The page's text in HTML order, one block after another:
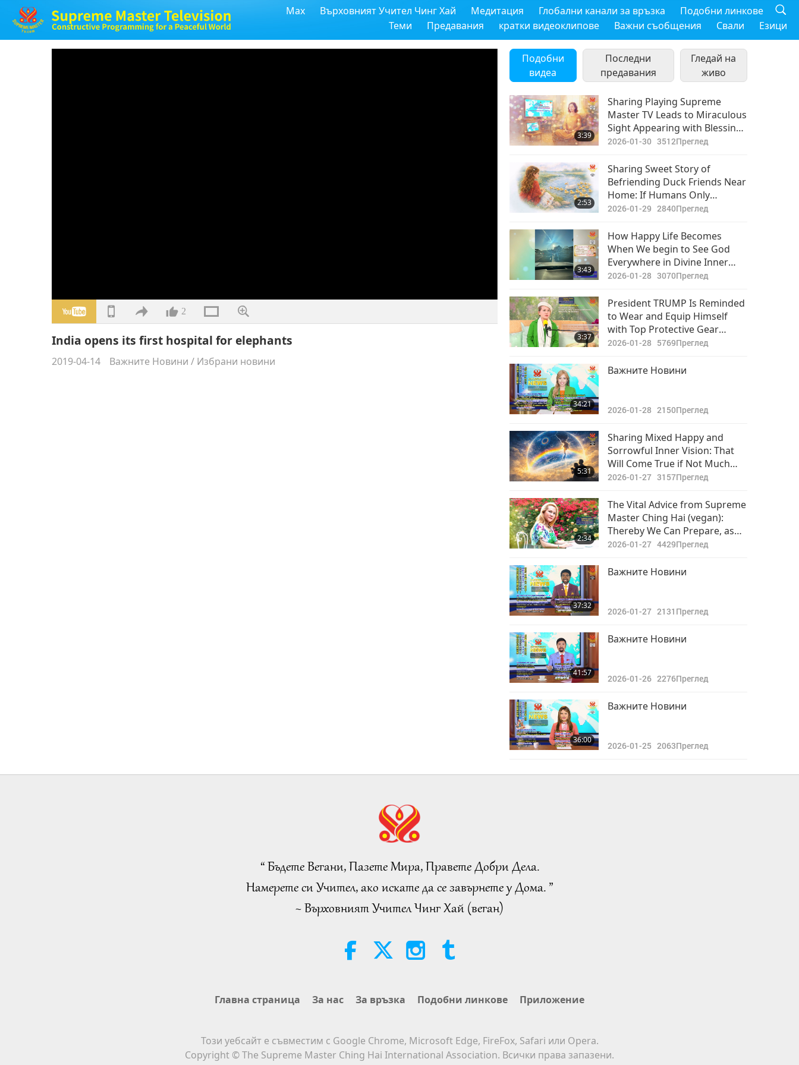
Max Върховният Учител Чинг Хай Медитация Глобални канали за връзка
Подобни линкове
Теми
Предавания кратки видеоклипове Важни съобщения Свали Езици
2
India opens its first hospital for elephants
2019-04-14 Важните Новини / Избрани новини
Подобни
видеа
Последни
предавания
Гледай на
живо
3:39
Sharing Playing Supreme
Master TV Leads to Miraculous
Sight Appearing with Blessings
of Master and King of Sun
2026-01-30 3512Преглед
2:53
Sharing Sweet Story of
Befriending Duck Friends Near
Home: If Humans Only
Perceived Their Souls and Got
Just Have Only Love and
Friendship Toward These
Wonderful Creatures from
GOD
2026-01-29 2840Преглед
3:43
How Happy Life Becomes
When We begin to See God
Everywhere in Divine Inner
Vision or Outer Experience of
2026-01-28 3070Преглед
3:37
President TRUMP Is Reminded
to Wear and Equip Himself
with Top Protective Gear
Wherever Possible As Needed
2026-01-28 5769Преглед
34:21
Важните Новини
2026-01-28 2150Преглед
5:31
Sharing Mixed Happy and
Sorrowful Inner Vision: That
Will Come True if Not Much
Changes in Human Hearts,
Action!
2026-01-27 3157Преглед
2:34
The Vital Advice from Supreme
Master Ching Hai (vegan):
Thereby We Can Prepare, as
Well as Protect and Sustain
With Its Challenges
2026-01-27 4429Преглед
37:32
Важните Новини
2026-01-27 2131 Преглед
41:57
Важните Новини
2026-01-26 2276Преглед
36:00
Важните Новини
2026-01-25 2063Преглед
“ Бъдете Вегани, Пазете Мира, Правете Добри Дела.
Намерете си Учител, ако искате да се завърнете у Дома. ”
~ Върховният Учител Чинг Хай (веган)
Главна страница За нас За връзка Подобни линкове Приложение
Този уебсайт е съвместим с Google Chrome, Microsoft Edge, FireFox, Safari или Opera.
Copyright © The Supreme Master Ching Hai International Association. Всички права запазени.